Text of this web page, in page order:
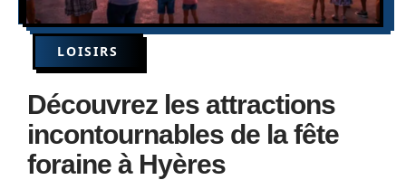
LOISIRS
Découvrez les attractions
incontournables de la fête
foraine à Hyères